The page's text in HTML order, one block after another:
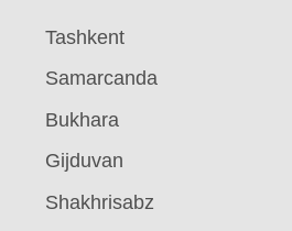
Tashkent
Samarcanda
Bukhara
Gijduvan
Shakhrisabz